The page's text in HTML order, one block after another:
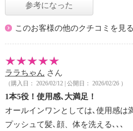
参考になった
このお客様の他のクチコミを見る
ララちゃん さん
（購入日： 2026/02/12 | 公開日： 2026/02/26 ）
1本5役！使用感､大満足！
オールインワンとしては､使用感
プッシュて髪､顔、体を洗える､､､